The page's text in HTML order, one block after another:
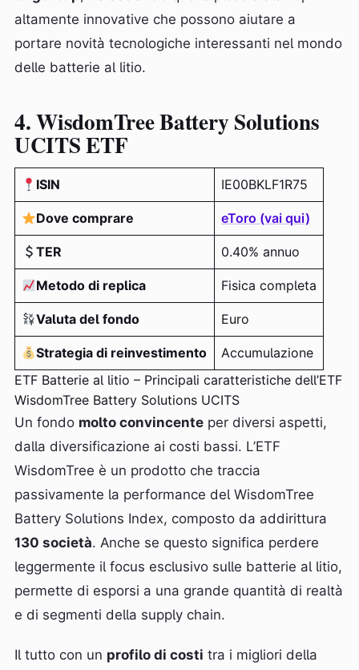
altamente innovative che possono aiutare a
portare novità tecnologiche interessanti nel mondo
delle batterie al litio.
4. WisdomTree Battery Solutions
UCITS ETF
ISIN IE00BKLF1R75
Dove comprare eToro (vai qui)
TER 0.40% annuo
Metodo di replica Fisica completa
Valuta del fondo Euro
Strategia di reinvestimento
Accumulazione
ETF Batterie al litio – Principali caratteristiche dell’ETF
WisdomTree Battery Solutions UCITS
Un fondo molto convincente per diversi aspetti,
dalla diversificazione ai costi bassi. L’ETF
WisdomTree è un prodotto che traccia
passivamente la performance del WisdomTree
Battery Solutions Index, composto da addirittura
130 società. Anche se questo significa perdere
leggermente il focus esclusivo sulle batterie al litio,
permette di esporsi a una grande quantità di realtà
e di segmenti della supply chain.
Il tutto con un profilo di costi tra i migliori della